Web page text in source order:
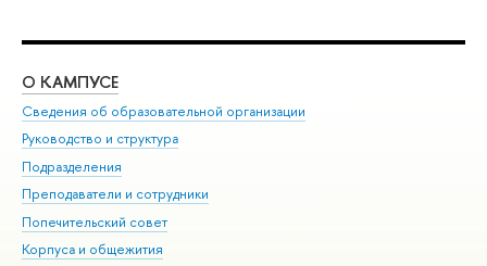
О КАМПУСЕ
Сведения об образовательной организации
Руководство и структура
Подразделения
Преподаватели и сотрудники
Попечительский совет
Корпуса и общежития